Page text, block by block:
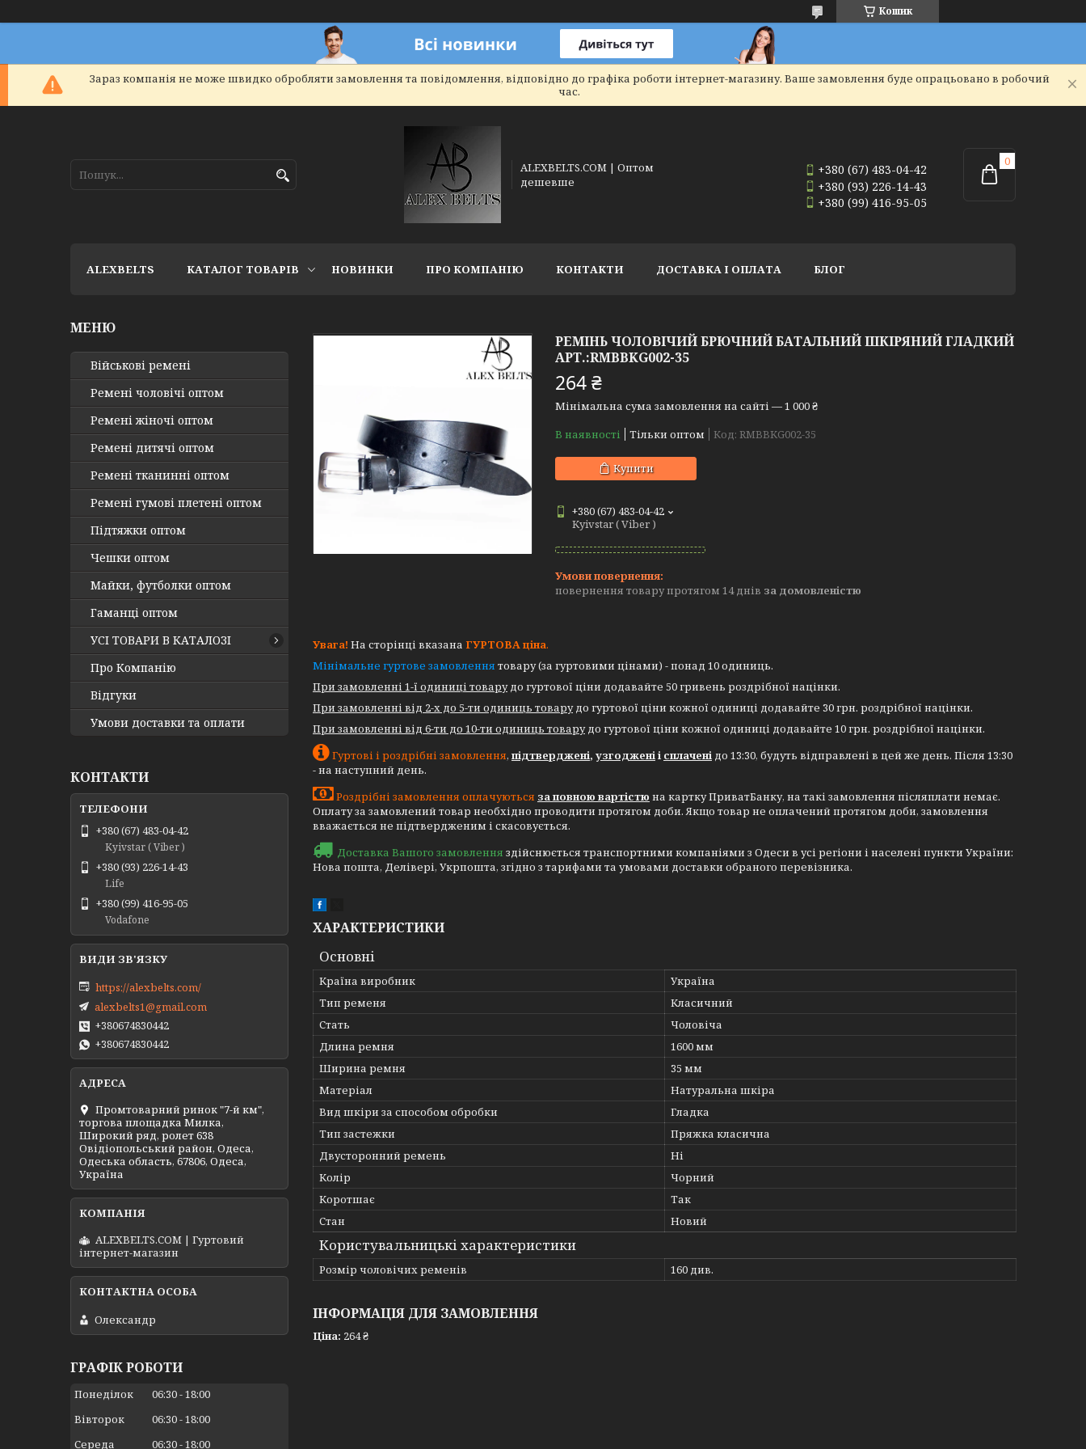
Кошик
Зараз компанія не може швидко обробляти замовлення та повідомлення, відповідно до графіка роботи інтернет-магазину. Ваше замовлення буде опрацьовано в робочий
час.
ALEXBELTS.COM | Оптом
дешевше
+380 (67) 483-04-42
+380 (93) 226-14-43
+380 (99) 416-95-05
ALEXBELTS КАТАЛОГ ТОВАРІВ НОВИНКИ ПРО КОМПАНІЮ КОНТАКТИ ДОСТАВКА І ОПЛАТА БЛОГ
РЕМІНЬ ЧОЛОВІЧИЙ БРЮЧНИЙ БАТАЛЬНИЙ ШКІРЯНИЙ ГЛАДКИЙ
АРТ.:RMBBKG002-35
264 ₴
Мінімальна сума замовлення на сайті — 1 000 ₴
В наявності
Тільки оптом Код: RMBBKG002-35
Купити
+380 (67) 483-04-42
Kyivstar ( Viber )
повернення товару протягом 14 днів за домовленістю
Увага! На сторінці вказана ГУРТОВАціна.
Мінімальне гуртове замовлення товару (за гуртовими цінами) - понад 10 одиниць.
При замовленні 1-ї одиниці товарудо гуртової ціни додавайте 50 гривень роздрібної націнки.
При замовленні від 2-х до 5-ти одиниць товарудо гуртової ціни кожної одиниці додавайте 30 грн. роздрібної націнки.
При замовленні від 6-ти до 10-ти одиниць товарудо гуртової ціни кожної одиниці додавайте 10 грн. роздрібної націнки.
Гуртові і роздрібні замовлення, підтверджені, узгодженіі сплачені до 13:30, будуть відправлені в цей же день. Після 13:30
- на наступний день.
Роздрібні замовлення оплачуються за повною вартістю на картку ПриватБанку, на такі замовлення післяплати немає.
Оплату за замовлений товар необхідно проводити протягом доби. Якщо товар не оплачений протягом доби, замовлення
вважається не підтвердженим і скасовується.
Доставка Вашого замовлення здійснюється транспортними компаніями з Одеси в усі регіони і населені пункти України:
Нова пошта, Делівері, Укрпошта, згідно з тарифами та умовами доставки обраного перевізника.
ХАРАКТЕРИСТИКИ
Основні
Країна виробник
Україна
Тип ременя
Класичний
Стать
Чоловіча
Длина ремня
1600 мм
Ширина ремня
35 мм
Матеріал
Натуральна шкіра
Вид шкіри за способом обробки
Гладка
Тип застежки
Пряжка класична
Двусторонний ремень
Ні
Колір
Чорний
Коротшає
Так
Стан
Новий
Користувальницькі характеристики
Розмір чоловічих ременів 160 див.
ІНФОРМАЦІЯ ДЛЯ ЗАМОВЛЕННЯ
Ціна: 264 ₴
Військові ремені
Ремені чоловічі оптом
Ремені жіночі оптом
Ремені дитячі оптом
Ремені тканинні оптом
Ремені гумові плетені оптом
Підтяжки оптом
Чешки оптом
Майки, футболки оптом
Гаманці оптом
УСІ ТОВАРИ В КАТАЛОЗІ
Про Компанію
Відгуки
Умови доставки та оплати
КОНТАКТИ
+380 (67) 483-04-42
Kyivstar ( Viber )
+380 (93) 226-14-43
Life
+380 (99) 416-95-05
Vodafone
https://alexbelts.com/
alexbelts1@gmail.com
+380674830442
+380674830442
Промтоварний ринок "7-й км",
торгова площадка Милка,
Широкий ряд, ролет 638
Овідіопольський район, Одеса,
Одеська область, 67806, Одеса,
Україна
ALEXBELTS.COM | Гуртовий
інтернет-магазин
Олександр
ГРАФІК РОБОТИ
Понеділок 06:30 18:00
Вівторок
06:30 18:00
Середа
06:30 18:00